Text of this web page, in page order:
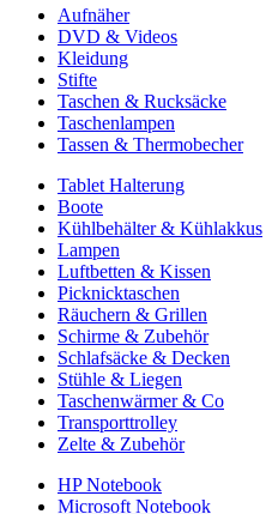
Aufnäher
DVD & Videos
Kleidung
Stifte
Taschen & Rucksäcke
Taschenlampen
Tassen & Thermobecher
Tablet Halterung
Boote
Kühlbehälter & Kühlakkus
Lampen
Luftbetten & Kissen
Picknicktaschen
Räuchern & Grillen
Schirme & Zubehör
Schlafsäcke & Decken
Stühle & Liegen
Taschenwärmer & Co
Transporttrolley
Zelte & Zubehör
HP Notebook
Microsoft Notebook